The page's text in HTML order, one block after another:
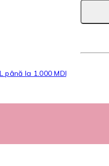
până la 1.000 MDL